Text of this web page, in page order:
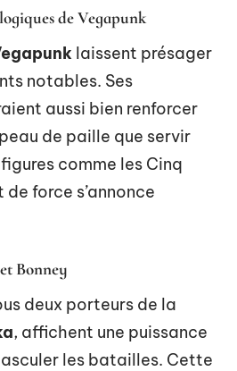
de Vegapunk
laissent présager
notables. Ses
aussi bien renforcer
de paille que servir
comme les Cinq
force s’annonce
Bonney
deux porteurs de la
, affichent une puissance
les batailles. Cette